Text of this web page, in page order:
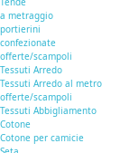
a metraggio
portierini
confezionate
offerte/scampoli
Tessuti Arredo
Tessuti Arredo al metro
offerte/scampoli
Tessuti Abbigliamento
Cotone
Cotone per camicie